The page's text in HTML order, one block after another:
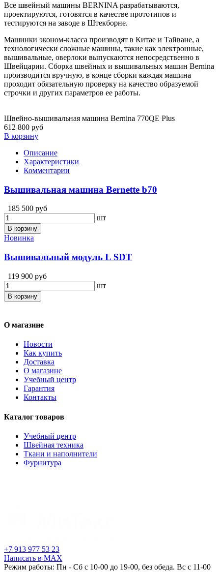
Все швейный машины BERNINA разрабатываются,
проектируются, готовятся в качестве прототипов и
тестируются на заводе в Штекборне.
Машинки эконом-класса производят в Китае и Тайване, а
технологически сложные машины, такие как электронные,
вышивальные, оверлоки выпускаются непосредственно в
Швейцарии. Сборка швейных и вышивальных машин Bernina
производится вручную, в конце сборки каждая машина
проходит обязательную проверку на качество образуемой
строчки и других параметров ее работы.
Швейно-вышивальная машина Bernina 770QE Plus
612 800 руб
В корзину
Описание
Характеристики
Комментарии
Вышивальная машина Bernette b70
185 500 руб
шт
В корзину
Новинка
Вышивальный модуль L SDT
119 900 руб
шт
В корзину
О магазине
Новости
Как купить
Доставка
О магазине
Учебный центр
Гарантия
Контакты
Каталог товаров
Учебный центр
Швейная техника
Ткани и наполнители
Фурнитура
+7 913 977 53 23
Написать в MAX
Режим работы: Пн - Сб с 10-00 до 19-00, без обеда. Вс с 11-00